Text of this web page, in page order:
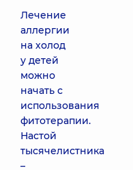
Лечение
аллергии
на холод
у детей
можно
начать с
использования
фитотерапии.
Настой
тысячелистника
–